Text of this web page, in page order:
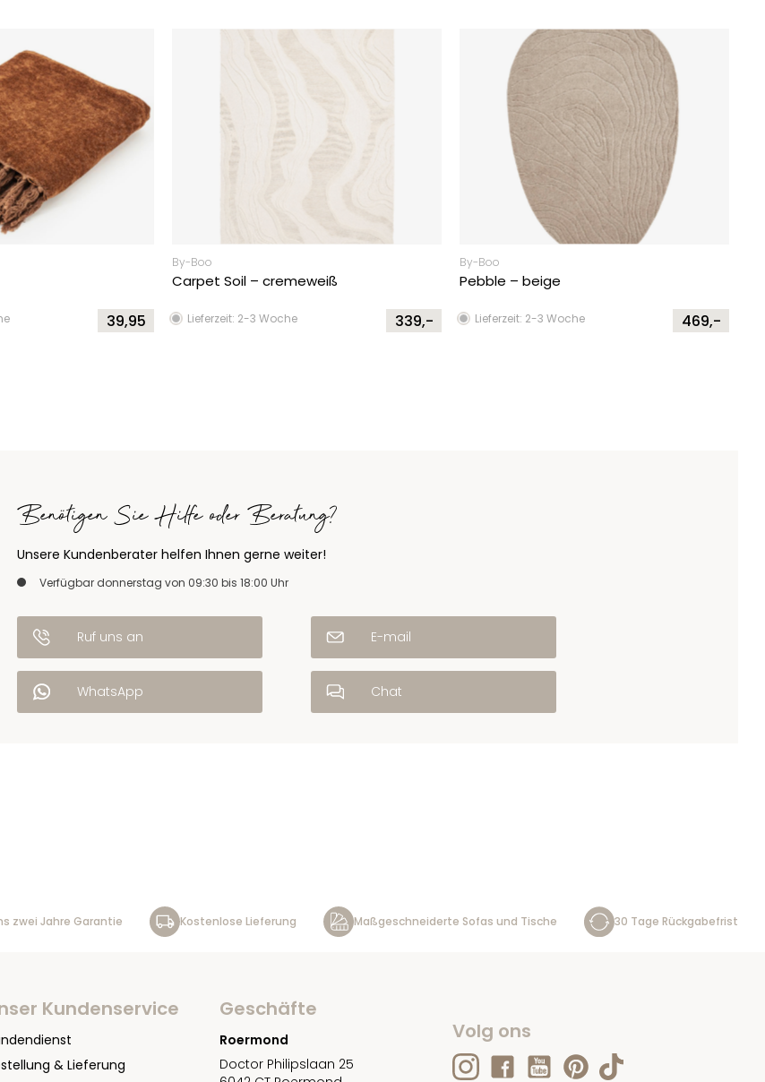
39,95
By-Boo
Carpet Soil – cremeweiß
Lieferzeit: 2-3 Woche 339,-
By-Boo
Pebble – beige
Lieferzeit: 2-3 Woche 469,-
Benötigen Sie Hilfe oder Beratung?
Unsere Kundenberater helfen Ihnen gerne weiter!
Verfügbar donnerstag von 09:30 bis 18:00 Uhr
Ruf uns an E-mail
WhatsApp Chat
zwei Jahre Garantie Kostenlose Lieferung Maßgeschneiderte Sofas und Tische 30 Tage Rückgabefrist
Kundenservice
& Lieferung
Geschäfte
Roermond
Doctor Philipslaan 25
Volg ons